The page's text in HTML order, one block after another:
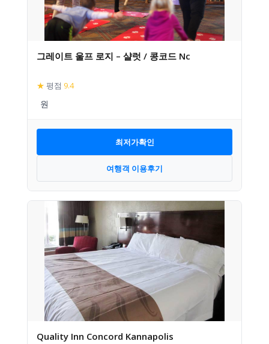
그레이트 울프 로지 – 샬럿 / 콩코드 Nc
★ 평점 9.4
최저가확인
여행객 이용후기
Quality Inn Concord Kannapolis